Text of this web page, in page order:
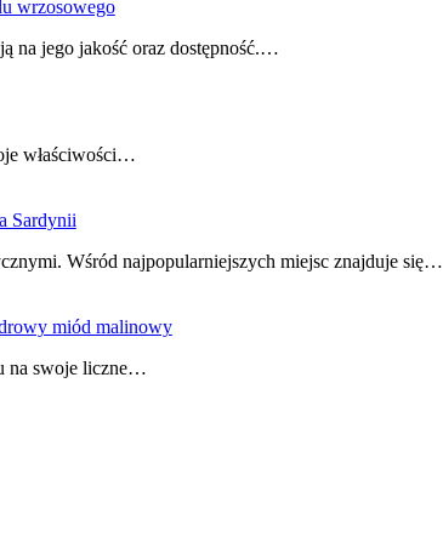
wrzosowego
na jego jakość oraz dostępność.…
właściwości…
Sardynii
Wśród najpopularniejszych miejsc znajduje się…
miód malinowy
na swoje liczne…